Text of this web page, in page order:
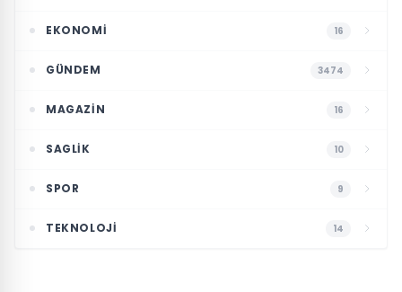
EKONOMI 16
GÜNDEM 3474
MAGAZIN 16
SAGLIK 10
SPOR 9
TEKNOLOJI 14